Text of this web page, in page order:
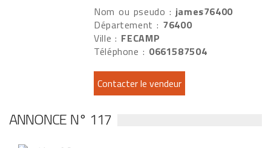
Nom ou pseudo : james76400
Département : 76400
Ville : FECAMP
Téléphone : 0661587504
ANNONCE N° 117